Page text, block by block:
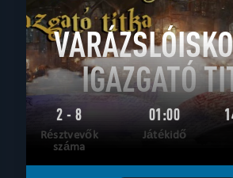
IGAZGATÓ
2 - 8
Résztvevők
száma
01:00
Játékidő